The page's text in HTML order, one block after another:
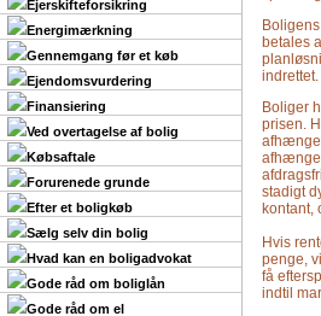
Ejerskifteforsikring
Energimærkning
Gennemgang før et køb
Ejendomsvurdering
Finansiering
Ved overtagelse af bolig
Købsaftale
Forurenede grunde
Efter et boligkøb
Sælg selv din bolig
Hvad kan en boligadvokat
Gode råd om boliglån
Gode råd om el
betales
Boliger
prisen.
stadigt
kontant,
Hvis
penge,
få
indtil